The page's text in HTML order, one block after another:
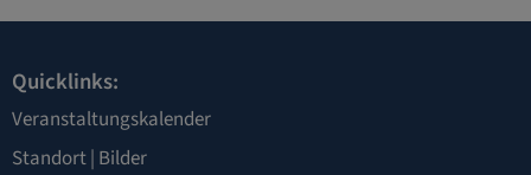
Quicklinks:
Veranstaltungskalender
Standort| Bilder